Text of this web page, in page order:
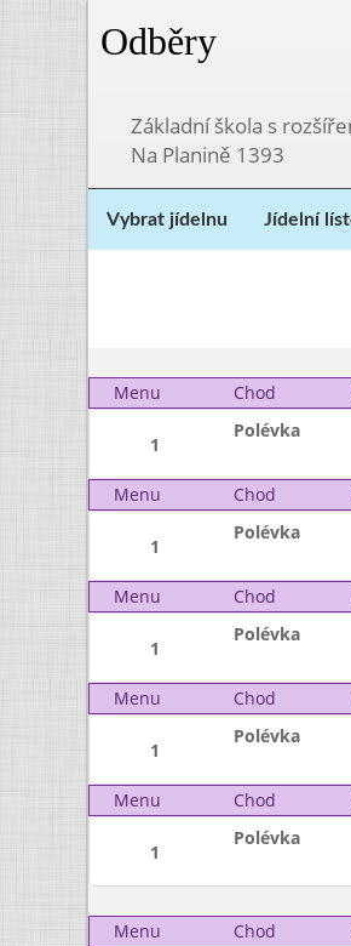
Odběry
Základní škola s
Na Planině 1393
Vybrat jídelnu Jídelní
Menu
Chod
1
Polévka
Menu Chod
1
Polévka
Menu Chod
1
Polévka
Menu Chod
1
Polévka
Menu Chod
1
Polévka
Menu
Chod